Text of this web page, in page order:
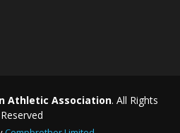
Athletic Association. All Rights
Reserved